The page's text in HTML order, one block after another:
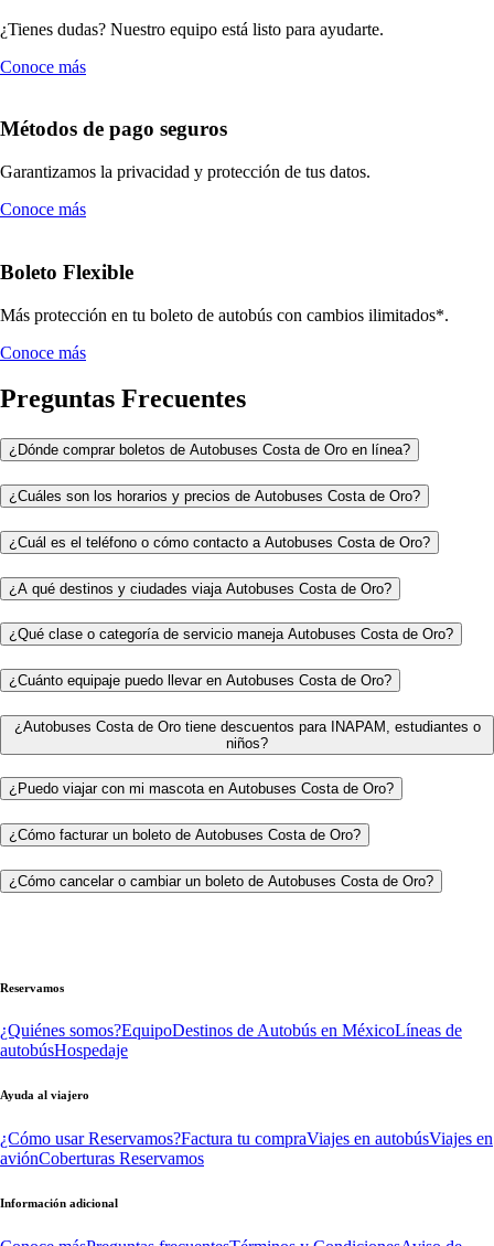
¿Tienes dudas? Nuestro equipo está listo para ayudarte.
Conoce más
Métodos de pago seguros
Garantizamos la privacidad y protección de tus datos.
Conoce más
Boleto Flexible
Más protección en tu boleto de autobús con cambios ilimitados*.
Conoce más
Preguntas Frecuentes
¿Dónde comprar boletos de Autobuses Costa de Oro en línea?
¿Cuáles son los horarios y precios de Autobuses Costa de Oro?
¿Cuál es el teléfono o cómo contacto a Autobuses Costa de Oro?
¿A qué destinos y ciudades viaja Autobuses Costa de Oro?
¿Qué clase o categoría de servicio maneja Autobuses Costa de Oro?
¿Cuánto equipaje puedo llevar en Autobuses Costa de Oro?
¿Autobuses Costa de Oro tiene descuentos para INAPAM, estudiantes o
niños?
¿Puedo viajar con mi mascota en Autobuses Costa de Oro?
¿Cómo facturar un boleto de Autobuses Costa de Oro?
¿Cómo cancelar o cambiar un boleto de Autobuses Costa de Oro?
Reservamos
¿Quiénes somos?EquipoDestinos de Autobús en MéxicoLíneas de
autobúsHospedaje
Ayuda al viajero
¿Cómo usar Reservamos?Factura tu compraViajes en autobúsViajes en
aviónCoberturas Reservamos
Información adicional